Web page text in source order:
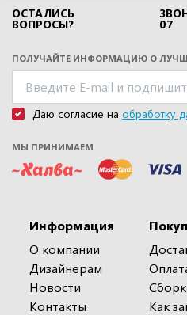
ОСТАЛИСЬ
ВОПРОСЫ? 07
ПОЛУЧАЙТЕ ИНФОРМАЦИЮ О
Даю согласие на обработку
МЫ ПРИНИМАЕМ
Информация
О компании
Дизайнерам
Новости
Контакты
Как